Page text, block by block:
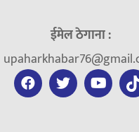
ईमेल ठेगाना :